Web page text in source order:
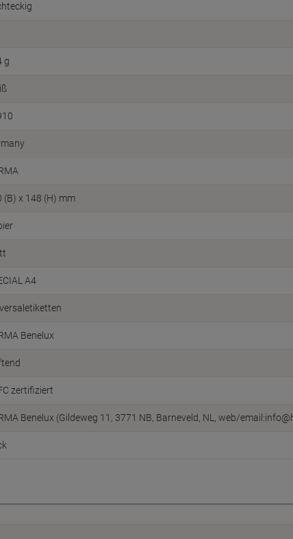
g
(B) x 148 (H) mm
A4
Benelux
zertifiziert
Benelux (Gildeweg 11, 3771 NB, Barneveld, NL, web/